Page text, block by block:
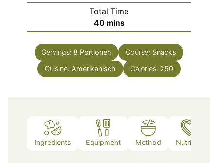
Total Time
40minutes
mins
Servings: 8 Portionen Course: Snacks
Cuisine: Amerikanisch Calories: 250
Ingredients Equipment Method Nutrition